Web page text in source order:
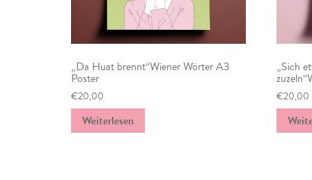
„Da Huat brennt“Wiener Wörter A3
Poster
€20,00
Weiterlesen
„Sich
€20,00